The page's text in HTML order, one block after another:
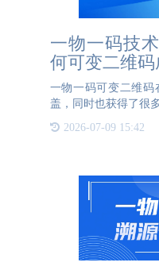
一物一码技
何可变二维码
一物一码可变二维码
盖，同时也获得了很
来介绍一下一物一码
势和特点一、核心优
2026-07-09 15:42